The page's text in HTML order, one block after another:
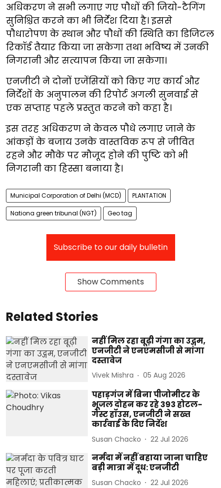
अधिकरण ने सभी लगाए गए पौधों की जियो-टैगिंग
सुनिश्चित करने का भी निर्देश दिया है। इससे
पौधारोपण के स्थान और पौधों की स्थिति का डिजिटल
रिकॉर्ड तैयार किया जा सकेगा तथा भविष्य में उनकी
निगरानी और सत्यापन किया जा सकेगा।
एनजीटी ने दोनों एजेंसियों को किए गए कार्य और
निर्देशों के अनुपालन की रिपोर्ट अगली सुनवाई से
एक सप्ताह पहले प्रस्तुत करने को कहा है।
इस तरह अधिकरण ने केवल पौधे लगाए जाने के
आंकड़ों के बजाय उनके वास्तविक रूप से जीवित
रहने और मौके पर मौजूद होने की पुष्टि को भी
निगरानी का हिस्सा बनाया है।
Municipal Corporation of Delhi (MCD) PLANTATION
Nationa green tribunal (NGT) Geo tag
Subscribe to our daily bulletin
Show Comments
Related Stories
नहीं मिल रहा बूढ़ी गंगा का उद्गम,
एनजीटी ने एनएमसीजी से मांगा
दस्तावेज
Vivek Mishra 05 Aug 2026
पहाड़गंज में बिना पीजोमीटर के
भूजल दोहन कर रहे 393 होटल-
गेस्ट हॉउस, एनजीटी ने सख्त
कार्रवाई के दिए निर्देश
Susan Chacko 22 Jul 2026
नर्मदा में नहीं बहाया जाना चाहिए
बड़ी मात्रा में दूध: एनजीटी
Susan Chacko 22 Jul 2026